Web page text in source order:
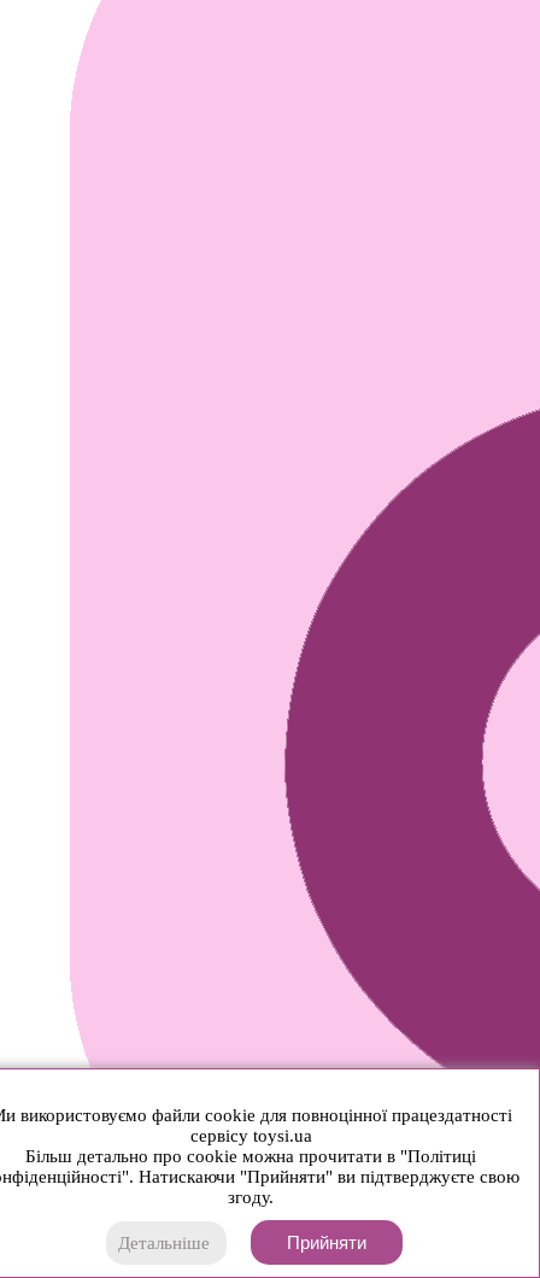
використовуємо файли cookie для повноцінної працездатності
сервісу toysi.ua
Більш детально про cookie можна прочитати в "Політиці
Натискаючи "Прийняти" ви підтверджуєте свою
згоду.
Детальніше Прийняти